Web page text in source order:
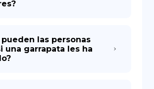
pueden las personas
una garrapata les ha